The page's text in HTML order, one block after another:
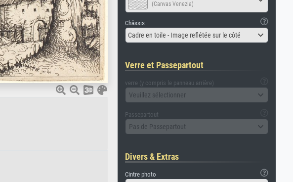
(Canvas Venezia)
Châssis
Cadre en toile - Image reflétée sur le côté
Verre et Passepartout
verre (y compris le panneau arrière)
Veuillez sélectionner
Passepartout
Pas de Passepartout
Divers & Extras
Cintre photo